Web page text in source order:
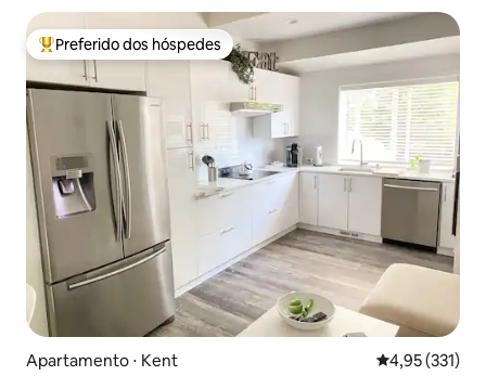
Entre os melhores preferidos dos hóspedes
Preferido dos hóspedes
Apartamento ⋅ Kent 4,95 de uma
4,95 (331)